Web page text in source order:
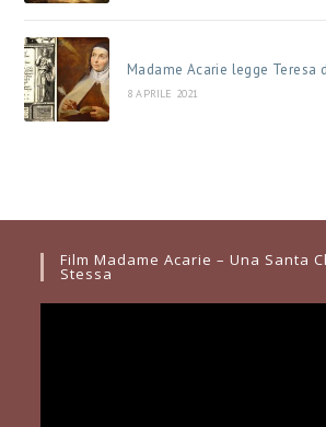
Madame Acarie legge Teresa
8 APRILE 2021
Film Madame Acarie – Una Santa
Stessa